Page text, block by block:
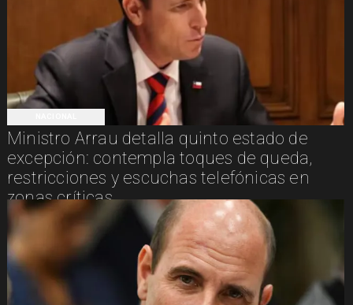
Ministro Arrau detalla quinto estado de
excepción: contempla toques de queda,
restricciones y escuchas telefónicas en
zonas críticas